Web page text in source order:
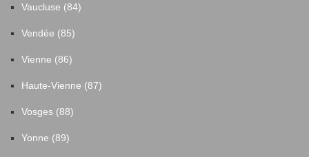
Vaucluse (84)
Vendée (85)
Vienne (86)
Haute-Vienne (87)
Vosges (88)
Yonne (89)